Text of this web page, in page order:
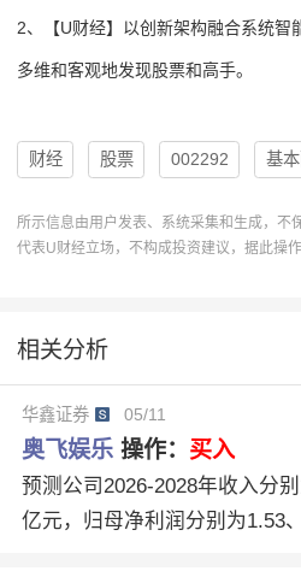
2、【U财经】以创新架构融合系统智
多维和客观地发现股票和高手。
财经 股票 002292 基
估值 评级 分析 趋势
趋势预测
分析总结 股票分析
收入预测 IP资产
新产品供给 IPAI 外部朋友圈
所示信息由用户发表、系统采集和生成，不
代表U财经立场，不构成投资建议，据此操作
相关分析
华鑫证券 05/11
奥飞娱乐 操作： 买入
预测公司2026-2028年收入分
亿元，归母净利润分别为1.53